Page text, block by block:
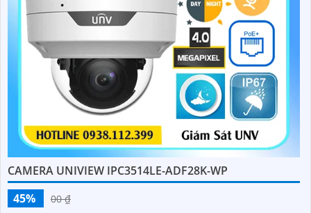
CAMERA UNIVIEW IPC3514LE-ADF28K-WP
45%
00 ₫